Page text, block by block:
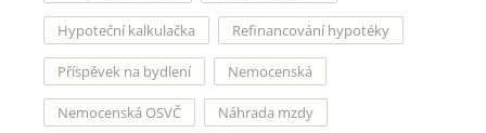
Hypoteční kalkulačka Refinancování hypotéky
Příspěvek na bydlení Nemocenská
Nemocenská OSVČ Náhrada mzdy